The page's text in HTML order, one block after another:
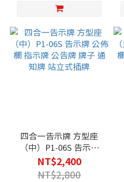
四合一告示牌 方型座
（中）P1-06S 告示牌
公佈欄 指示牌 公告牌
牌子 通知牌 站立式插牌
NT$2,400
NT$2,800